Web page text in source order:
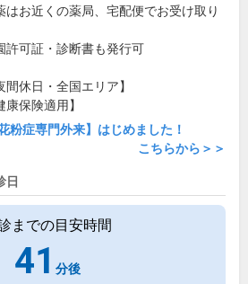
はお近くの薬局、宅配便でお受け取り
許可証・診断書も発行可
間休日・全国エリア】
康保険適用】
粉症専門外来】はじめました！
こちらから＞＞
日
までの目安時間
41 分後